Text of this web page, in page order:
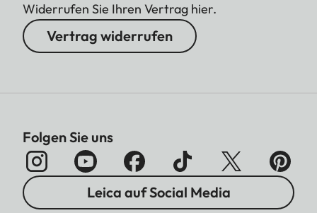
Widerrufen Sie Ihren Vertrag hier.
Vertrag widerrufen
Folgen Sie uns
Leica auf Social Media